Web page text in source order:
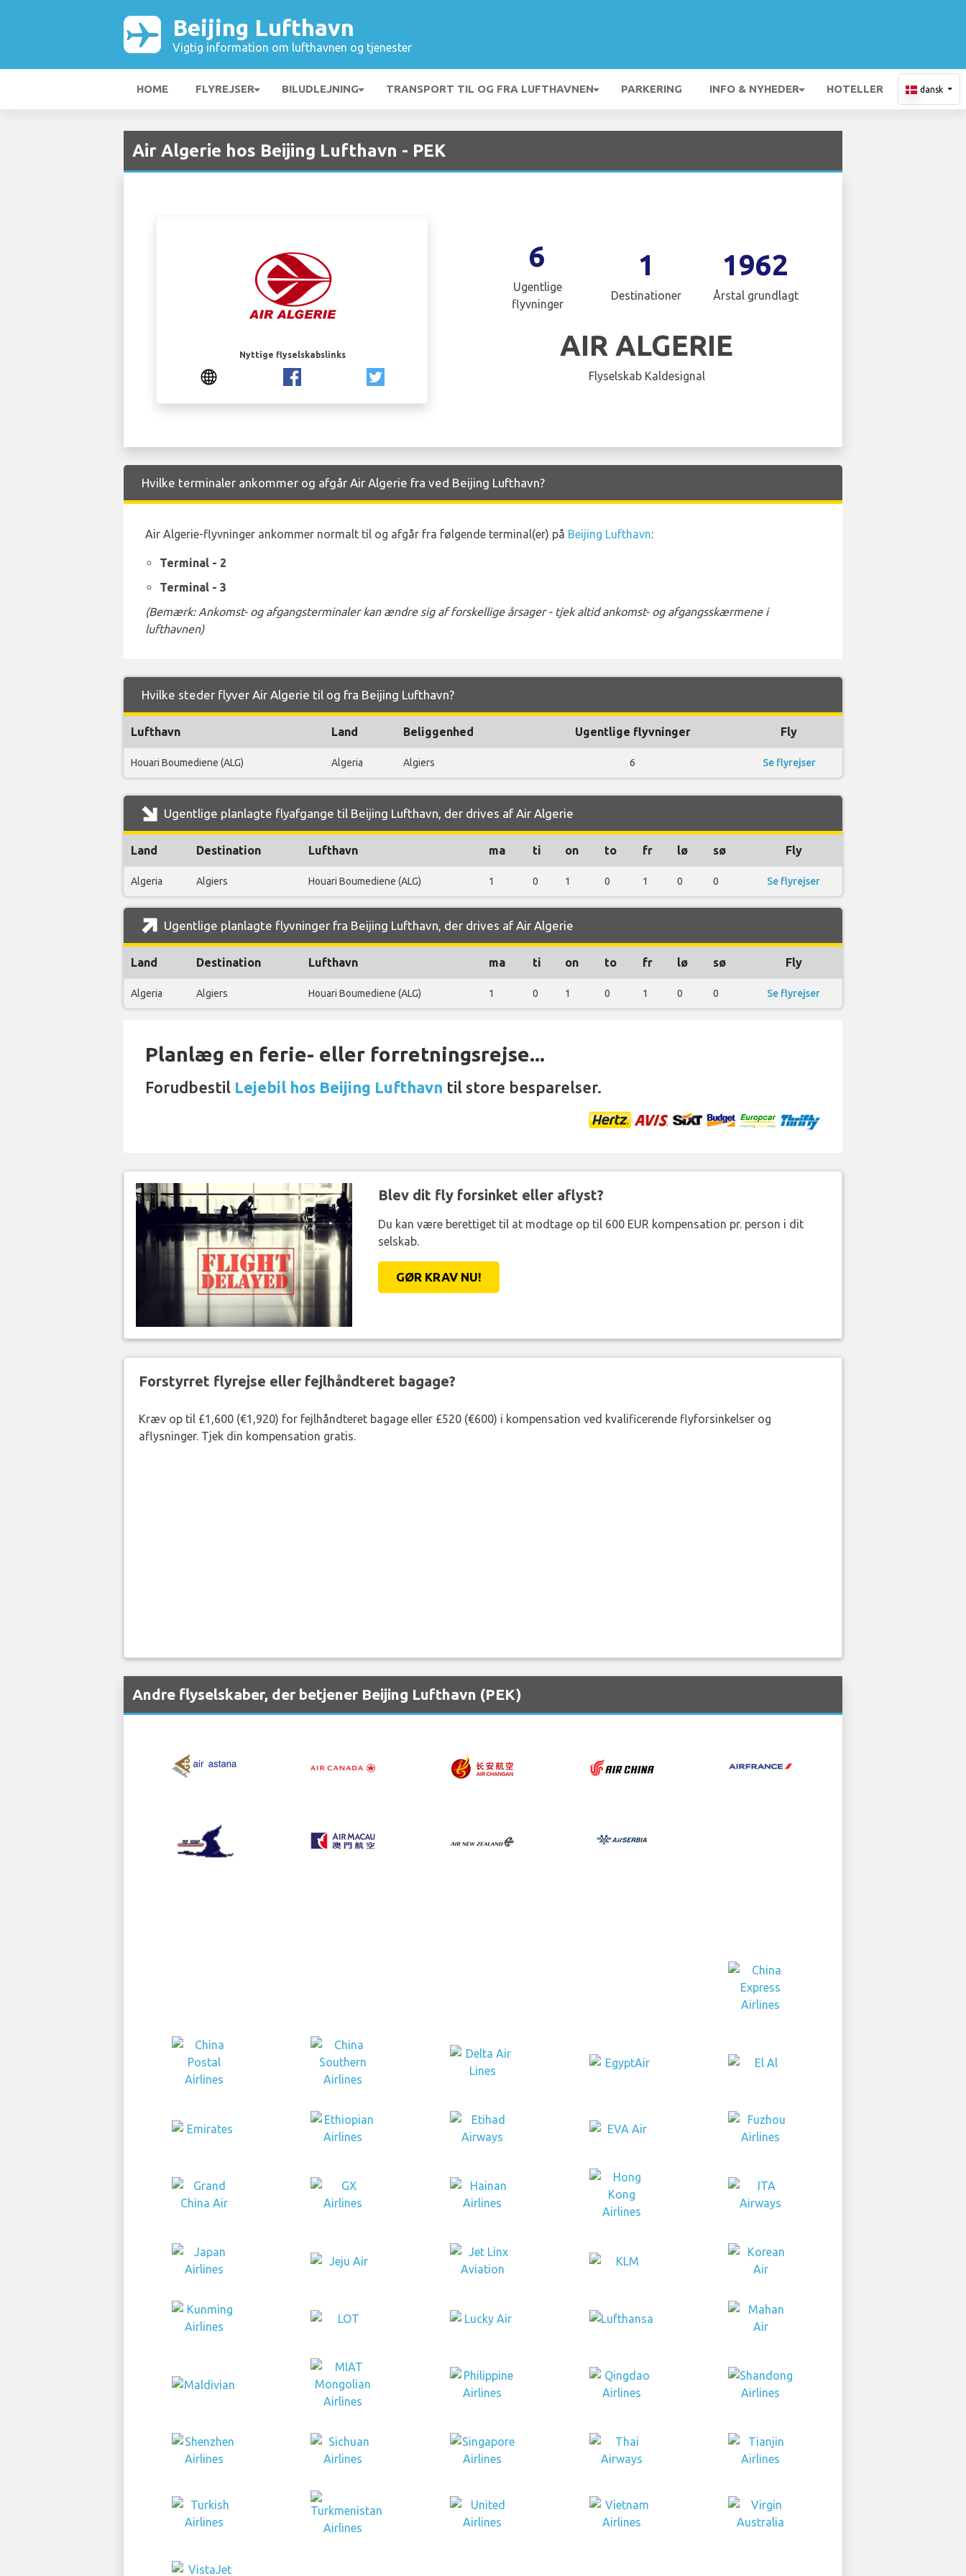
Beijing Lufthavn
Vigtig information om lufthavnen og tjenester
HOME FLYREJSER BILUDLEJNING TRANSPORT TIL OG FRA LUFTHAVNEN PARKERING INFO & NYHEDER HOTELLER dansk
Air Algerie hos Beijing Lufthavn - PEK
Nyttige flyselskabslinks
6
Ugentlige
flyvninger
1
Destinationer
1962
Årstal grundlagt
AIR ALGERIE
Flyselskab Kaldesignal
Hvilke terminaler ankommer og afgår Air Algerie fra ved Beijing Lufthavn?
Air Algerie-flyvninger ankommer normalt til og afgår fra følgende terminal(er) på Beijing Lufthavn:
Terminal - 2
Terminal - 3
(Bemærk: Ankomst- og afgangsterminaler kan ændre sig af forskellige årsager - tjek altid ankomst- og afgangsskærmene i
lufthavnen)
Hvilke steder flyver Air Algerie til og fra Beijing Lufthavn?
Lufthavn Land Beliggenhed Ugentlige flyvninger Fly
Houari Boumediene (ALG) Algeria Algiers 6 Se flyrejser
Ugentlige planlagte flyafgange til Beijing Lufthavn, der drives af Air Algerie
Land Destination Lufthavn ma ti on to fr lø sø Fly
Algeria Algiers Houari Boumediene (ALG) 1 0 1 0 1 0 0 Se flyrejser
Ugentlige planlagte flyvninger fra Beijing Lufthavn, der drives af Air Algerie
Land Destination Lufthavn ma ti on to fr lø sø Fly
Algeria Algiers Houari Boumediene (ALG) 1 0 1 0 1 0 0 Se flyrejser
Planlæg en ferie- eller forretningsrejse...
Forudbestil Lejebil hos Beijing Lufthavn til store besparelser.
Blev dit fly forsinket eller aflyst?
Du kan være berettiget til at modtage op til 600 EUR kompensation pr. person i dit
selskab.
GØR KRAV NU!
Forstyrret flyrejse eller fejlhåndteret bagage?
Kræv op til £1,600 (€1,920) for fejlhåndteret bagage eller £520 (€600) i kompensation ved kvalificerende flyforsinkelser og
aflysninger. Tjek din kompensation gratis.
Andre flyselskaber, der betjener Beijing Lufthavn (PEK)